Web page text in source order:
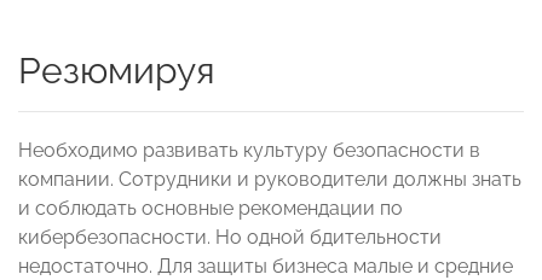
Резюмируя
Необходимо развивать культуру безопасности в
компании. Сотрудники и руководители должны знать
и соблюдать основные рекомендации по
кибербезопасности. Но одной бдительности
недостаточно. Для защиты бизнеса малые и средние